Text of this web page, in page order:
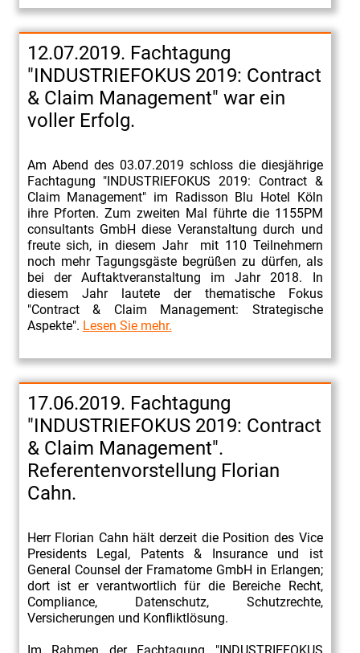
12.07.2019. Fachtagung
"INDUSTRIEFOKUS 2019: Contract
& Claim Management" war ein
voller Erfolg.
Am Abend des 03.07.2019 schloss die diesjährige
Fachtagung "INDUSTRIEFOKUS 2019: Contract &
Claim Management" im Radisson Blu Hotel Köln
ihre Pforten. Zum zweiten Mal führte die 1155PM
consultants GmbH diese Veranstaltung durch und
freute sich, in diesem Jahr mit 110 Teilnehmern
noch mehr Tagungsgäste begrüßen zu dürfen, als
bei der Auftaktveranstaltung im Jahr 2018. In
diesem Jahr lautete der thematische Fokus
"Contract & Claim Management: Strategische
Aspekte". Lesen Sie mehr.
17.06.2019. Fachtagung
"INDUSTRIEFOKUS 2019: Contract
& Claim Management".
Referentenvorstellung Florian
Cahn.
Herr Florian Cahn hält derzeit die Position des Vice
Presidents Legal, Patents & Insurance und ist
General Counsel der Framatome GmbH in Erlangen;
dort ist er verantwortlich für die Bereiche Recht,
Compliance, Datenschutz, Schutzrechte,
Versicherungen und Konfliktlösung.
Im Rahmen der Fachtagung "INDUSTRIEFOKUS